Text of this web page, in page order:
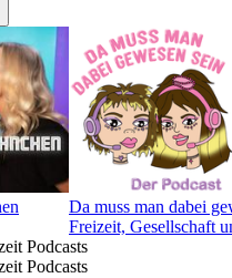
Da muss man dabei
Freizeit, Gesellschaft
Podcasts
Podcasts